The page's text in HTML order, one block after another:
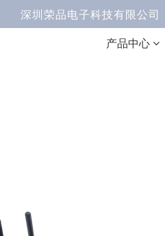
产品中心
深圳荣品电子科技